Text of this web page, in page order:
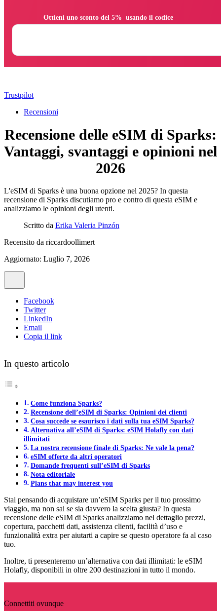
Trustpilot
Recensioni
Recensione delle eSIM di Sparks:
Vantaggi, svantaggi e opinioni nel
2026
L'eSIM di Sparks è una buona opzione nel 2025? In questa
recensione di Sparks discutiamo pro e contro di questa eSIM e
analizziamo le opinioni degli utenti.
Scritto da Erika Valeria Pinzón
Recensito da riccardoollimert
Aggiornato: Luglio 7, 2026
Facebook
Twitter
LinkedIn
Email
Copia il link
In questo articolo
Come funziona Sparks?
Recensione dell’eSIM di Sparks: Opinioni dei clienti
Cosa succede se esaurisco i dati sulla tua eSIM Sparks?
Alternativa all’eSIM di Sparks: eSIM Holafly con dati
illimitati
La nostra recensione finale di Sparks: Ne vale la pena?
eSIM offerte da altri operatori
Domande frequenti sull’eSIM di Sparks
Nota editoriale
Plans that may interest you
Stai pensando di acquistare un’eSIM Sparks per il tuo prossimo
viaggio, ma non sai se sia davvero la scelta giusta? In questa
recensione delle eSIM di Sparks analizziamo nel dettaglio prezzi,
copertura, pacchetti dati, assistenza clienti, facilità d’uso e
funzionalità extra per aiutarti a capire se questo operatore fa al caso
tuo.
Inoltre, ti presenteremo un’alternativa con dati illimitati: le eSIM
Holafly, disponibili in oltre 200 destinazioni in tutto il mondo.
Connettiti ovunque